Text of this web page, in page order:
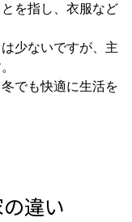
を指し、衣服など
少ないですが、主
でも快適に生活を
違い